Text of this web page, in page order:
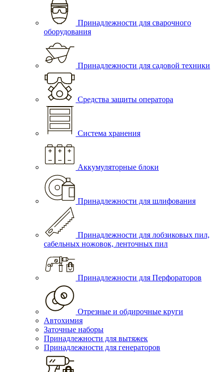
Принадлежности для сварочного
оборудования
Принадлежности для садовой техники
Средства защиты оператора
Система хранения
Аккумуляторные блоки
Принадлежности для шлифования
Принадлежности для лобзиковых пил,
сабельных ножовок, ленточных пил
Принадлежности для Перфораторов
Отрезные и обдирочные круги
Автохимия
Заточные наборы
Принадлежности для вытяжек
Принадлежности для генераторов